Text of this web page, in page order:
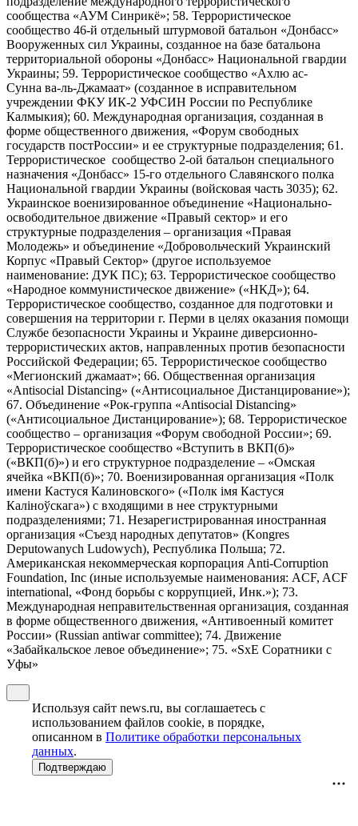
сообщества «АУМ Синрикё»; 58. Террористическое
сообщество 46-й отдельный штурмовой батальон «Донбасс»
Вооруженных сил Украины, созданное на базе батальона
территориальной обороны «Донбасс» Национальной гвардии
Украины; 59. Террористическое сообщество «Ахлю ас-
Сунна ва-ль-Джамаат» (созданное в исправительном
учреждении ФКУ ИК-2 УФСИН России по Республике
Калмыкия); 60. Международная организация, созданная в
форме общественного движения, «Форум свободных
государств постРоссии» и ее структурные подразделения; 61.
Террористическое сообщество 2-ой батальон специального
назначения «Донбасс» 15-го отдельного Славянского полка
Национальной гвардии Украины (войсковая часть 3035); 62.
Украинское военизированное объединение «Национально-
освободительное движение «Правый сектор» и его
структурные подразделения – организация «Правая
Молодежь» и объединение «Добровольческий Украинский
Корпус «Правый Сектор» (другое используемое
наименование: ДУК ПС); 63. Террористическое сообщество
«Народное коммунистическое движение» («НКД»); 64.
Террористическое сообщество, созданное для подготовки и
совершения на территории г. Перми в целях оказания помощи
Службе безопасности Украины и Украине диверсионно-
террористических актов, направленных против безопасности
Российской Федерации; 65. Террористическое сообщество
«Мегионский джамаат»; 66. Общественная организация
«Antisocial Distancing» («Антисоциальное Дистанцирование»);
67. Объединение «Рок-группа «Antisocial Distancing»
(«Антисоциальное Дистанцирование»); 68. Террористическое
сообщество – организация «Форум свободной России»; 69.
Террористическое сообщество «Вступить в ВКП(б)»
(«ВКП(б)») и его структурное подразделение – «Омская
ячейка «ВКП(б)»; 70. Военизированная организация «Полк
имени Кастуся Калиновского» («Полк iмя Кастуся
Калiноўскага») с входящими в нее структурными
подразделениями; 71. Незарегистрированная иностранная
организация «Съезд народных депутатов» (Kongres
Deputowanych Ludowych), Республика Польша; 72.
Американская некоммерческая корпорация Anti-Corruption
Foundation, Inc (иные используемые наименования: ACF, ACF
international, «Фонд борьбы с коррупцией, Инк.»); 73.
Международная неправительственная организация, созданная
в форме общественного движения, «Антивоенный комитет
России» (Russian antiwar committee); 74. Движение
«Забайкальское левое объединение»; 75. «SxE Соратники с
Уфы»
Используя сайт news.ru, вы соглашаетесь с
использованием файлов cookie, в порядке,
описанном в Политике обработки персональных
данных.
Подтверждаю